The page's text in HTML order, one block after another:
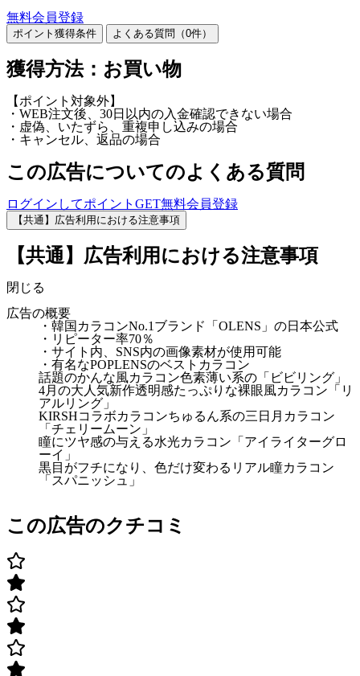
無料会員登録
ポイント獲得条件 よくある質問（0件）
獲得方法：お買い物
【ポイント対象外】
・WEB注文後、30日以内の入金確認できない場合
・虚偽、いたずら、重複申し込みの場合
・キャンセル、返品の場合
この広告についてのよくある質問
ログインしてポイントGET無料会員登録
【共通】広告利用における注意事項
【共通】広告利用における注意事項
閉じる
広告の概要
・韓国カラコンNo.1ブランド「OLENS」の日本公式
・リピーター率70％
・サイト内、SNS内の画像素材が使用可能
・有名なPOPLENSのベストカラコン
話題のかんな風カラコン色素薄い系の「ビビリング」
4月の大人気新作透明感たっぷりな裸眼風カラコン「リ
アルリング」
KIRSHコラボカラコンちゅるん系の三日月カラコン
「チェリームーン」
瞳にツヤ感の与える水光カラコン「アイライターグロ
ーイ」
黒目がフチになり、色だけ変わるリアル瞳カラコン
「スパニッシュ」
この広告のクチコミ